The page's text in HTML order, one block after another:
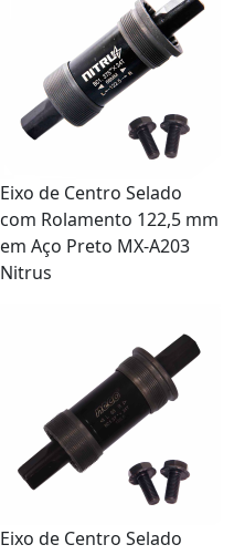
Eixo de Centro Selado
com Rolamento 122,5 mm
em Aço Preto MX-A203
Nitrus
Eixo de Centro Selado